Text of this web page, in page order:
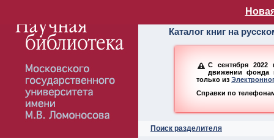
Алфавитный
Каталог книг на
С сентября 2022
движении фонда
только из
Справки по
Поиск разделителя